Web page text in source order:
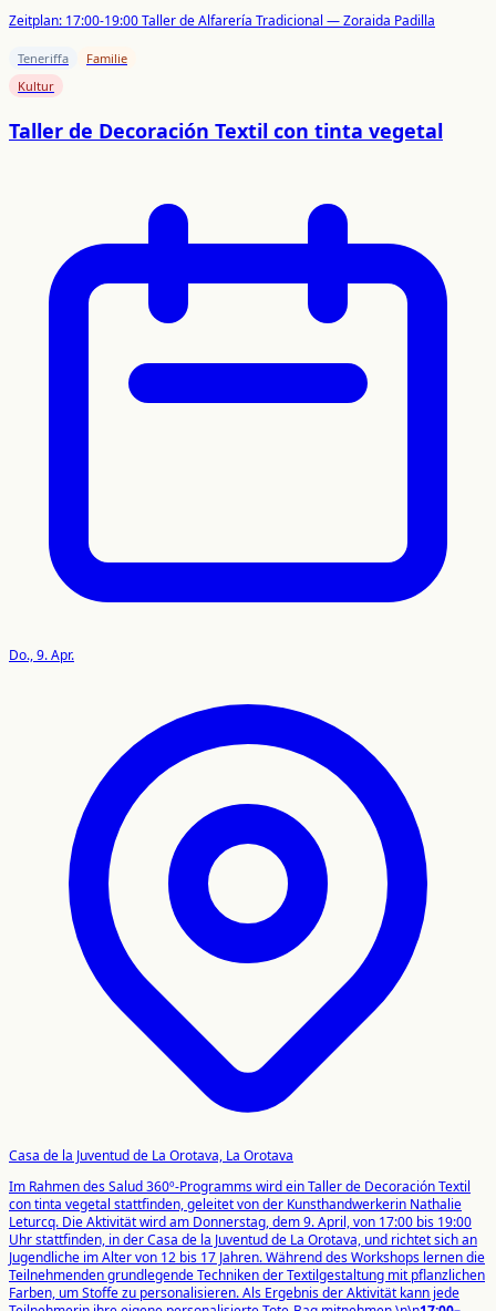
Zeitplan: 17:00-19:00 Taller de Alfarería Tradicional — Zoraida Padilla
Teneriffa
Familie
Kultur
Taller de Decoración Textil con tinta vegetal
Do., 9. Apr.
Casa de la Juventud de La Orotava, La Orotava
Im Rahmen des Salud 360º-Programms wird ein Taller de Decoración Textil
con tinta vegetal stattfinden, geleitet von der Kunsthandwerkerin Nathalie
Leturcq. Die Aktivität wird am Donnerstag, dem 9. April, von 17:00 bis 19:00
Uhr stattfinden, in der Casa de la Juventud de La Orotava, und richtet sich an
Jugendliche im Alter von 12 bis 17 Jahren. Während des Workshops lernen die
Teilnehmenden grundlegende Techniken der Textilgestaltung mit pflanzlichen
Farben, um Stoffe zu personalisieren. Als Ergebnis der Aktivität kann jede